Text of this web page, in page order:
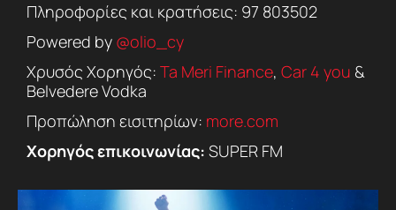
Πληροφορίες και κρατήσεις: 97 803502
Powered by @olio_cy
Χρυσός Χορηγός: Ta Meri Finance, Car 4 you &
Belvedere Vodka
Προπώληση εισιτηρίων: more.com
Χορηγός επικοινωνίας: SUPER FM